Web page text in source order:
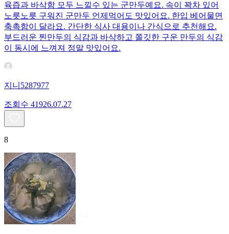
육즙과 바삭함 모두 느낄수 있는 군만두예요. 속이 꽉차 있어
노릇노릇 구워진 군만두 언제먹어도 맛있어요. 한입 베어물면
축촉함이 달라요. 간단한 식사 대용이나 간식으로 추천해요.
부드러운 찐만두의 식감과 바삭하고 쫄깃한 구운 만두의 식감
이 동시에 느껴져 정말 맛있어요.
지니5287977
조회수 41926.07.27
8